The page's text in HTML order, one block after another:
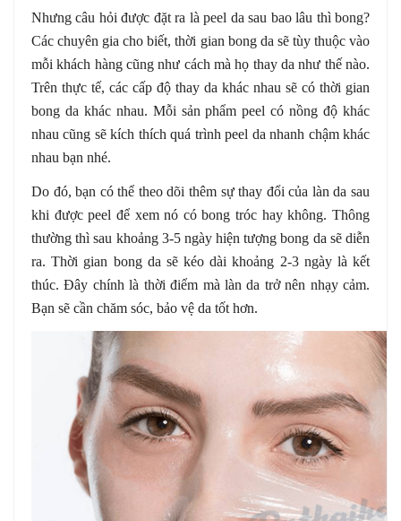
Nhưng câu hỏi được đặt ra là peel da sau bao lâu thì bong?
Các chuyên gia cho biết, thời gian bong da sẽ tùy thuộc vào
mỗi khách hàng cũng như cách mà họ thay da như thế nào.
Trên thực tế, các cấp độ thay da khác nhau sẽ có thời gian
bong da khác nhau. Mỗi sản phẩm peel có nồng độ khác
nhau cũng sẽ kích thích quá trình peel da nhanh chậm khác
nhau bạn nhé.
Do đó, bạn có thể theo dõi thêm sự thay đổi của làn da sau
khi được peel để xem nó có bong tróc hay không. Thông
thường thì sau khoảng 3-5 ngày hiện tượng bong da sẽ diễn
ra. Thời gian bong da sẽ kéo dài khoảng 2-3 ngày là kết
thúc. Đây chính là thời điểm mà làn da trở nên nhạy cảm.
Bạn sẽ cần chăm sóc, bảo vệ da tốt hơn.